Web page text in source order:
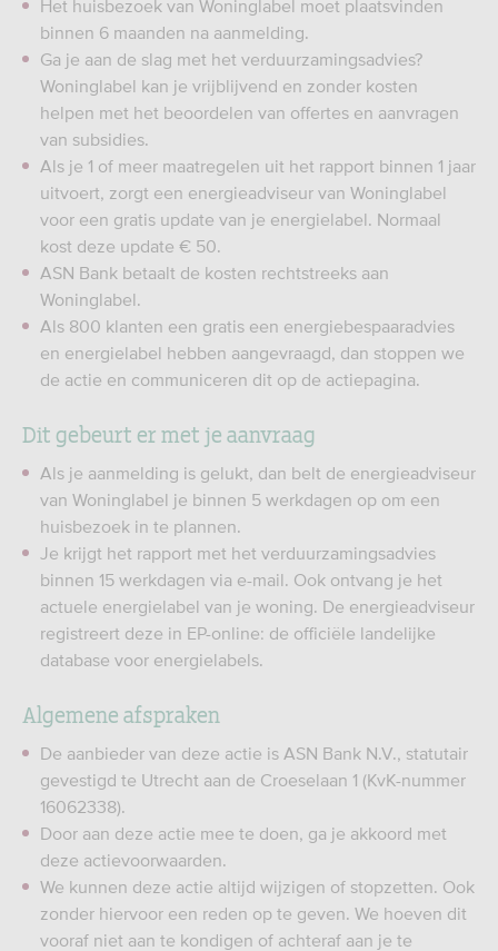
Het huisbezoek van Woninglabel moet plaatsvinden
binnen 6 maanden na aanmelding.
Ga je aan de slag met het verduurzamingsadvies?
Woninglabel kan je vrijblijvend en zonder kosten
helpen met het beoordelen van offertes en aanvragen
van subsidies.
Als je 1 of meer maatregelen uit het rapport binnen 1 jaar
uitvoert, zorgt een energieadviseur van Woninglabel
voor een gratis update van je energielabel. Normaal
kost deze update € 50.
ASN Bank betaalt de kosten rechtstreeks aan
Woninglabel.
Als 800 klanten een gratis een energiebespaaradvies
en energielabel hebben aangevraagd, dan stoppen we
de actie en communiceren dit op de actiepagina.
Dit gebeurt er met je aanvraag
Als je aanmelding is gelukt, dan belt de energieadviseur
van Woninglabel je binnen 5 werkdagen op om een
huisbezoek in te plannen.
Je krijgt het rapport met het verduurzamingsadvies
binnen 15 werkdagen via e-mail. Ook ontvang je het
actuele energielabel van je woning. De energieadviseur
registreert deze in EP-online: de officiële landelijke
database voor energielabels.
Algemene afspraken
De aanbieder van deze actie is ASN Bank N.V., statutair
gevestigd te Utrecht aan de Croeselaan 1 (KvK-nummer
16062338).
Door aan deze actie mee te doen, ga je akkoord met
deze actievoorwaarden.
We kunnen deze actie altijd wijzigen of stopzetten. Ook
zonder hiervoor een reden op te geven. We hoeven dit
vooraf niet aan te kondigen of achteraf aan je te